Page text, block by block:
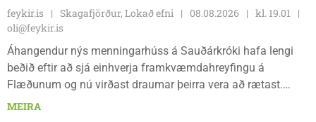
feykir.is Skagafjörður, Lokað efni 08.08.2026
kl. 19.01
oli@feykir.is
Áhangendur nýs menningarhúss á Sauðárkróki hafa lengi
beðið eftir að sjá einhverja framkvæmdahreyfingu á
Flæðunum og nú virðast draumar þeirra vera að rætast.
Þórður Hansen mætti með tæki og tól og hóf
MEIRA